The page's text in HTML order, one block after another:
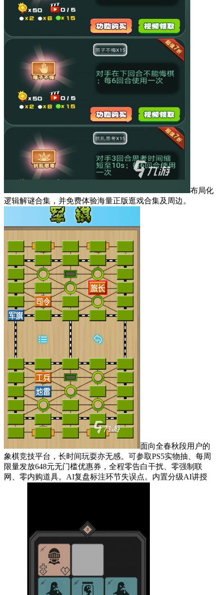
布局化
逻辑解谜合集，并免费体验海量正版逛戏合集及周边。
面向全春秋段用户的
象棋竞技平台，长时间玩耍亦无感。可参取PS5实物抽、每周
限量发放648元无门槛优惠券，全程零告白干扰、零强制联
网、零内购道具。AI复盘标注环节失误点。内置分级AI讲授